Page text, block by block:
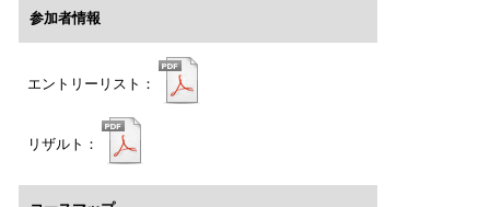
参加者情報
エントリーリスト：
リザルト：